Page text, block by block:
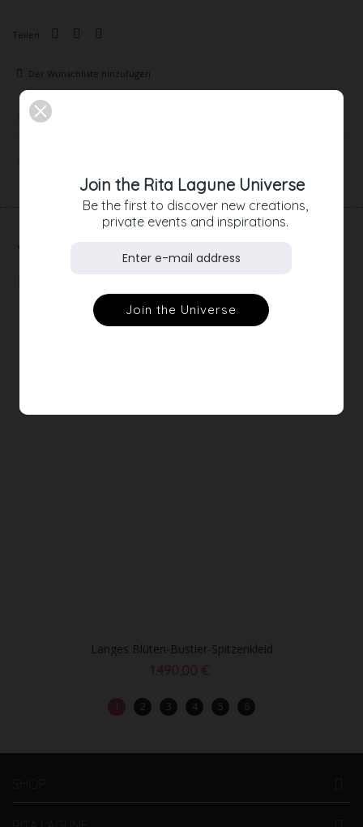
Teilen
Der Wunschliste hinzufügen
Beschreibung
Artikeldetails
RELATED
Langes Blüten-Bustier-Spitzenkleid
1.490,00 €
2 3 4 5 6
Join the Rita Lagune Universe
Be the first to discover new creations,
private events and inspirations.